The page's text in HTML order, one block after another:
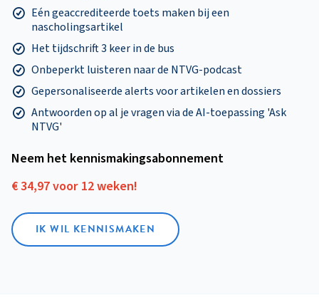
Eén geaccrediteerde toets maken bij een
nascholingsartikel
Het tijdschrift 3 keer in de bus
Onbeperkt luisteren naar de NTVG-podcast
Gepersonaliseerde alerts voor artikelen en dossiers
Antwoorden op al je vragen via de AI-toepassing 'Ask
NTVG'
Neem het kennismakings­abonnement
€ 34,97 voor 12 weken!
IK WIL KENNISMAKEN